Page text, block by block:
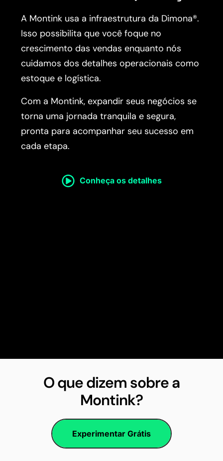
A Montink usa a infraestrutura da Dimona®.
Isso possibilita que você foque no
crescimento das vendas enquanto nós
cuidamos dos detalhes operacionais como
estoque e logística.
Com a Montink, expandir seus negócios se
torna uma jornada tranquila e segura,
pronta para acompanhar seu sucesso em
cada etapa.
Conheça os detalhes
O que dizem sobre a
Montink?
Experimentar Grátis